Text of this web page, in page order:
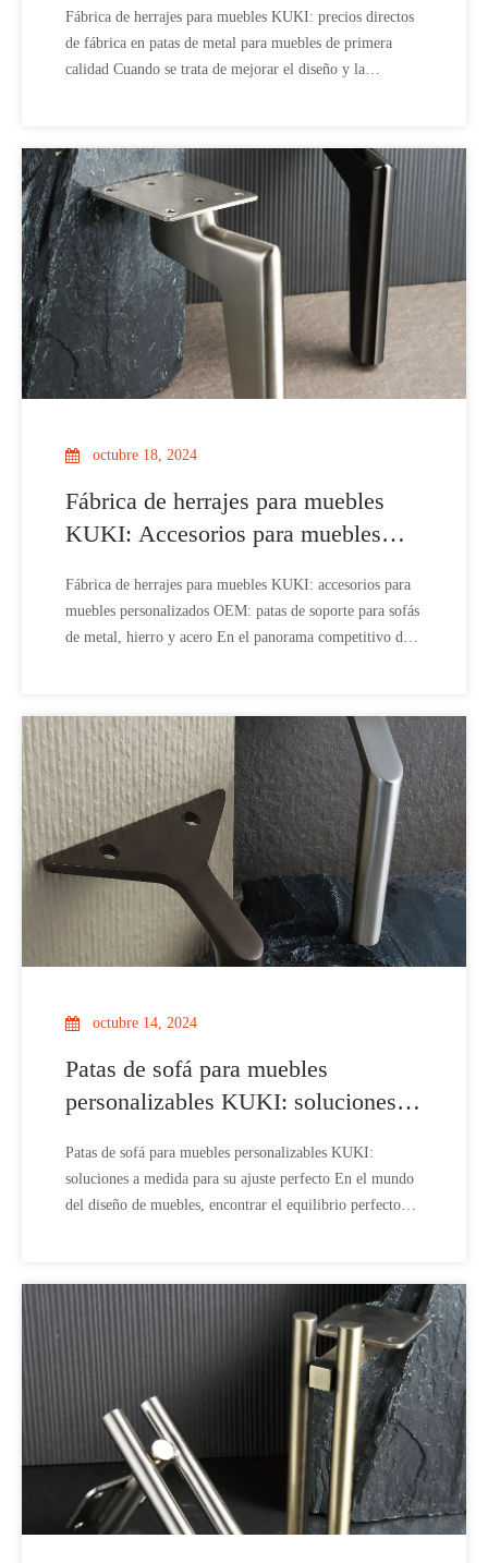
primera calidad
Fábrica de herrajes para muebles KUKI: precios directos
de fábrica en patas de metal para muebles de primera
calidad Cuando se trata de mejorar el diseño y la
herrajes para muebles con más de 35 años de experiencia,
ofrece una
octubre 18, 2024
Fábrica de herrajes para muebles
KUKI: Accesorios para muebles
soporte para sofás de metal, hierro y
acero
Fábrica de herrajes para muebles KUKI: accesorios para
muebles personalizados OEM: patas de soporte para sofás
de metal, hierro y acero En el panorama competitivo de
calidad y apariencia general de los productos terminados.
KUKI, un re
octubre 14, 2024
Patas de sofá para muebles
personalizables KUKI: soluciones a
Patas de sofá para muebles personalizables KUKI:
soluciones a medida para su ajuste perfecto En el mundo
del diseño de muebles, encontrar el equilibrio perfecto
fabricación de componentes de muebles de alta calidad,